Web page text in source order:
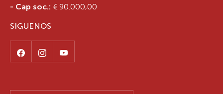
- Cap soc.: € 90.000,00
SIGUENOS